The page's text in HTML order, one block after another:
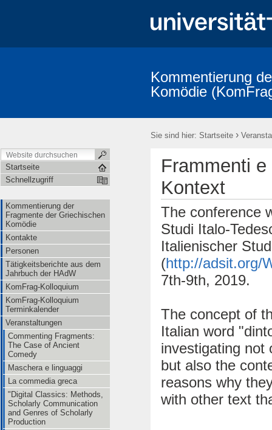
KomFrag-Kolloquium Terminkalender
Die Reihe "Studia Comica"
Lexikon der Gegenstände aus der griechischen Komödie
Kommentierung
Komödie
Sie sind hier: Startseite ›
Startseite
Schnellzugriff
Kommentierung der
Fragmente der Griechischen
Komödie
Kontakte
Personen
Tätigkeitsberichte aus dem
Jahrbuch der HAdW
KomFrag-Kolloquium
KomFrag-Kolloquium
Terminkalender
Veranstaltungen
Commenting Fragments:
The Case of Ancient
Comedy
Maschera e linguaggi
La commedia greca
"Digital Classics: Methods,
Scholarly Communication
and Genres of Scholarly
Production
Frammenti
Kontext
The conference
Studi Italo-
Italienischer
(http://adsit.org/
7th-9th, 2019.
The concept of
Italian word
investigating not
but also the
reasons why
with other text